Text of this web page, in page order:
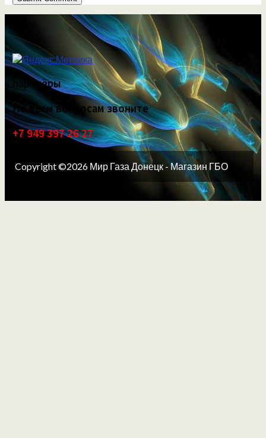
партнёры
По всем вопросам звоните
+7 949 397 26 27
Copyright ©2026 Мир Газа Донецк - Магазин ГБО